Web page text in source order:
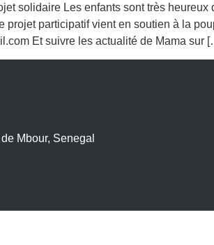
solidaire Les enfants sont très
projet participatif vient en soutien à la
Et suivre les actualité de Mama sur
Mbour, Senegal